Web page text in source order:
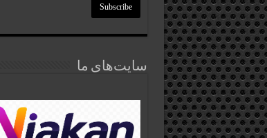
سایت‌های ما